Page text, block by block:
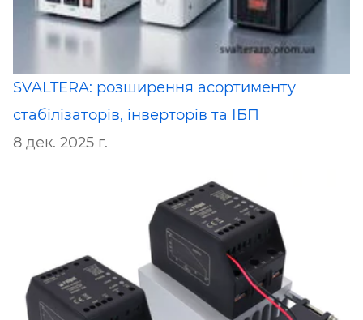
SVALTERA: розширення асортименту
стабілізаторів, інверторів та ІБП
8 дек. 2025 г.